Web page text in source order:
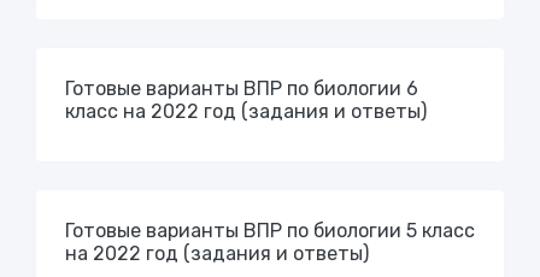
Готовые варианты ВПР по биологии 6
класс на 2022 год (задания и ответы)
Готовые варианты ВПР по биологии 5 класс
на 2022 год (задания и ответы)